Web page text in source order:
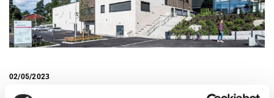
02/05/2023